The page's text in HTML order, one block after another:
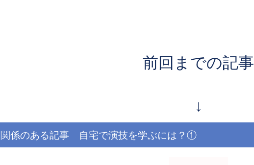
前回までの記事
↓
関係のある記事 自宅で演技を学ぶには？①